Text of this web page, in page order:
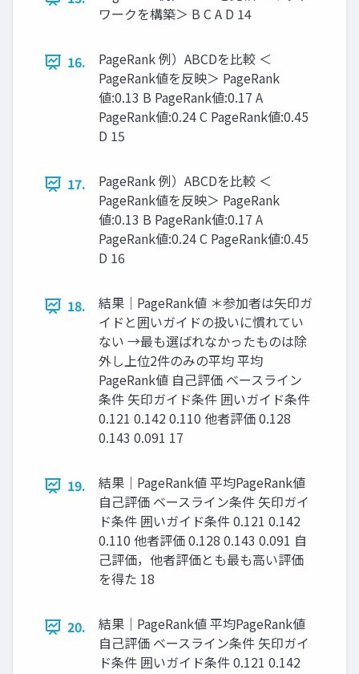
ワークを構築＞ B C A D 14
16.
PageRank 例）ABCDを比較 ＜
PageRank値を反映＞ PageRank
値:0.13 B PageRank値:0.17 A
PageRank値:0.24 C PageRank値:0.45
D 15
17.
PageRank 例）ABCDを比較 ＜
PageRank値を反映＞ PageRank
値:0.13 B PageRank値:0.17 A
PageRank値:0.24 C PageRank値:0.45
D 16
18.
結果｜PageRank値 ＊参加者は矢印ガ
イドと囲いガイドの扱いに慣れてい
ない →最も選ばれなかったものは除
外し上位2件のみの平均 平均
PageRank値 自己評価 ベースライン
条件 矢印ガイド条件 囲いガイド条件
0.121 0.142 0.110 他者評価 0.128
0.143 0.091 17
19.
結果｜PageRank値 平均PageRank値
自己評価 ベースライン条件 矢印ガイ
ド条件 囲いガイド条件 0.121 0.142
0.110 他者評価 0.128 0.143 0.091 自
己評価，他者評価とも最も高い評価
を得た 18
20.
結果｜PageRank値 平均PageRank値
自己評価 ベースライン条件 矢印ガイ
ド条件 囲いガイド条件 0.121 0.142